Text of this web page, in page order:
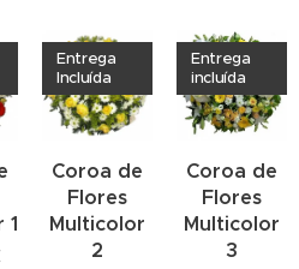
1
Coroa de
Flores
Multicolor
2
Entrega
Incluída
Coroa de
Flores
Multicolor
3
Entrega
incluída